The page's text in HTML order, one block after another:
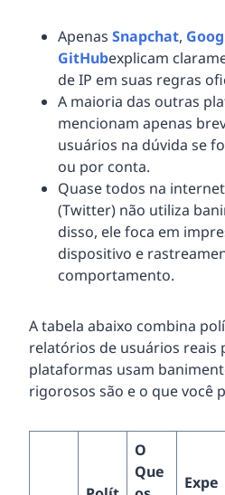
Apenas Snapchat,
GitHubexplicam
de IP em suas regras
A maioria das outras
mencionam apenas
usuários na dúvida se
ou por conta.
Quase todos na
(Twitter) não utiliza
disso, ele foca em
dispositivo e
comportamento.
A tabela abaixo combina
relatórios de usuários reais
plataformas usam
rigorosos são e o que você
O
Que
Expe